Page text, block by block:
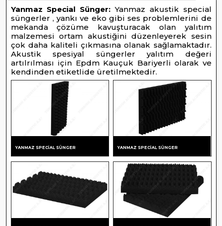
SES
İZOLASYONLARI
İZOLASYON
MALZEMELERI
AKUSTIK
PROJE
REFERANSLAR
SİPARİŞLERİNİZ
RESIMLERI
İNSTAGRAM
DUVAR
HESAPLAYICI
Yanmaz Special Sünger:Yanmaz akustik special
süngerler , yankı ve eko gibi ses problemlerini de
mekanda çözüme kavuşturacak olan yalıtım
malzemesi ortam akustiğini düzenleyerek sesin
çok daha kaliteli çıkmasına olanak sağlamaktadır.
Akustik spesiyal süngerler yalıtım değeri
artılrılması için Epdm Kauçuk Bariyerli olarak ve
kendinden etiketlide üretilmektedir.
YANMAZ SPECIAL SÜNGER YANMAZ SPECIAL SÜNGER
PROJE REFERANSLAR
RESIMLERI
GALERI
RENKLENDIRME
GÖRSELLERI